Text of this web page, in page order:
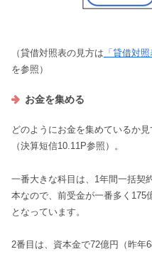
（貸借対照表の見方は 「貸借対
を参照）
お金を集める
どのようにお金を集めているか
（決算短信10.11P参照）。
一番大きな科目は、1年間一括契
本なので、前受金が一番多く175
となっています。
2番目は、資本金で72億円（昨年